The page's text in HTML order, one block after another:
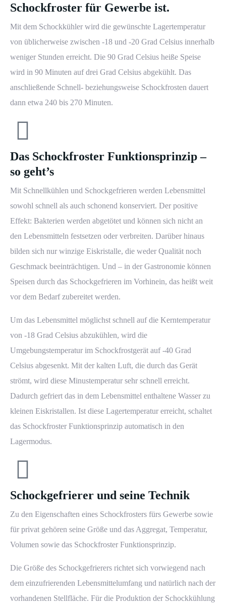
Schockfroster für Gewerbe ist.
Mit dem Schockkühler wird die gewünschte Lagertemperatur
von üblicherweise zwischen -18 und -20 Grad Celsius innerhalb
weniger Stunden erreicht. Die 90 Grad Celsius heiße Speise
wird in 90 Minuten auf drei Grad Celsius abgekühlt. Das
anschließende Schnell- beziehungsweise Schockfrosten dauert
dann etwa 240 bis 270 Minuten.
Das Schockfroster Funktionsprinzip –
so geht’s
Mit Schnellkühlen und Schockgefrieren werden Lebensmittel
sowohl schnell als auch schonend konserviert. Der positive
Effekt: Bakterien werden abgetötet und können sich nicht an
den Lebensmitteln festsetzen oder verbreiten. Darüber hinaus
bilden sich nur winzige Eiskristalle, die weder Qualität noch
Geschmack beeinträchtigen. Und – in der Gastronomie können
Speisen durch das Schockgefrieren im Vorhinein, das heißt weit
vor dem Bedarf zubereitet werden.
Um das Lebensmittel möglichst schnell auf die Kerntemperatur
von -18 Grad Celsius abzukühlen, wird die
Umgebungstemperatur im Schockfrostgerät auf -40 Grad
Celsius abgesenkt. Mit der kalten Luft, die durch das Gerät
strömt, wird diese Minustemperatur sehr schnell erreicht.
Dadurch gefriert das in dem Lebensmittel enthaltene Wasser zu
kleinen Eiskristallen. Ist diese Lagertemperatur erreicht, schaltet
das Schockfroster Funktionsprinzip automatisch in den
Lagermodus.
Schockgefrierer und seine Technik
Zu den Eigenschaften eines Schockfrosters fürs Gewerbe sowie
für privat gehören seine Größe und das Aggregat, Temperatur,
Volumen sowie das Schockfroster Funktionsprinzip.
Die Größe des Schockgefrierers richtet sich vorwiegend nach
dem einzufrierenden Lebensmittelumfang und natürlich nach der
vorhandenen Stellfläche. Für die Produktion der Schockkühlung